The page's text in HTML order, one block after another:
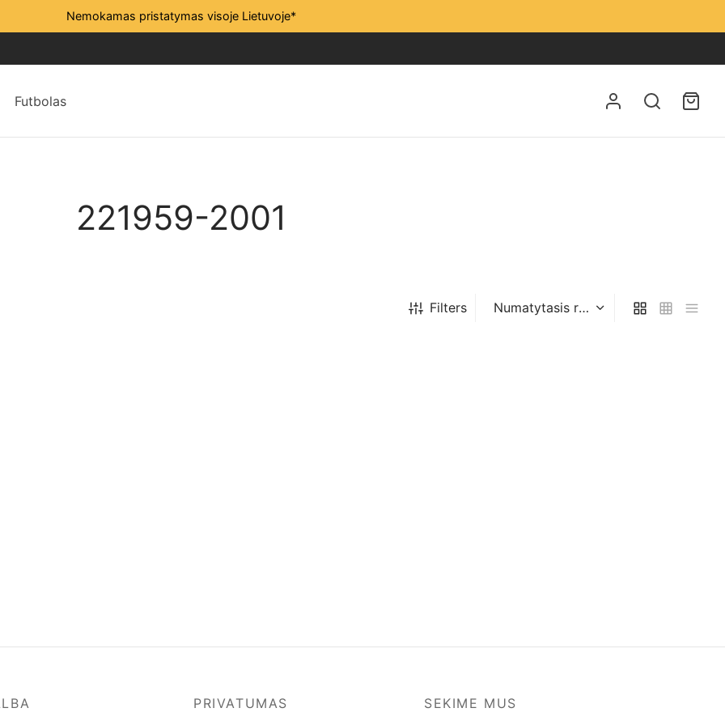
Nemokamas pristatymas visoje Lietuvoje*
Futbolas
221959-2001
Filters
PRIVATUMAS SEKIME MUS